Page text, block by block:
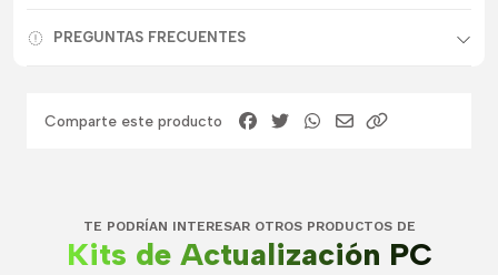
PREGUNTAS FRECUENTES
Comparte este producto
TE PODRÍAN INTERESAR OTROS PRODUCTOS DE
Kits de Actualización PC